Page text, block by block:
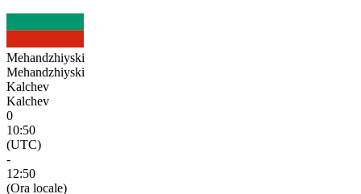
Mehandzhiyski
Mehandzhiyski
Kalchev
Kalchev
0
10:50
(UTC)
-
12:50
(Ora locale)